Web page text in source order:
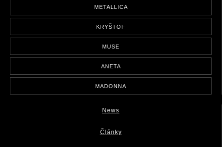
METALLICA
KRYŠTOF
MUSE
ANETA
MADONNA
News
Články